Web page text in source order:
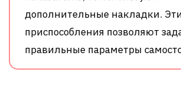
дополнительные накладки.
приспособления позволяют
правильные параметры